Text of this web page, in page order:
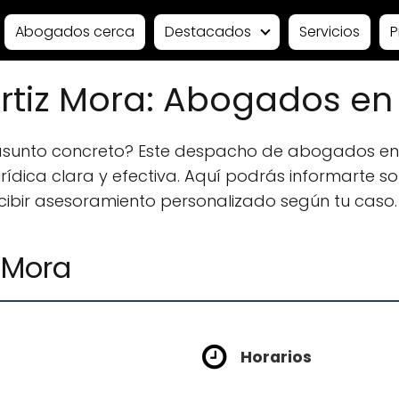
Abogados cerca Destacados Servicios
Mora: Abogados
concreto? Este despacho de abogados
clara y efectiva. Aquí podrás informarte
asesoramiento personalizado según tu caso.
Horarios